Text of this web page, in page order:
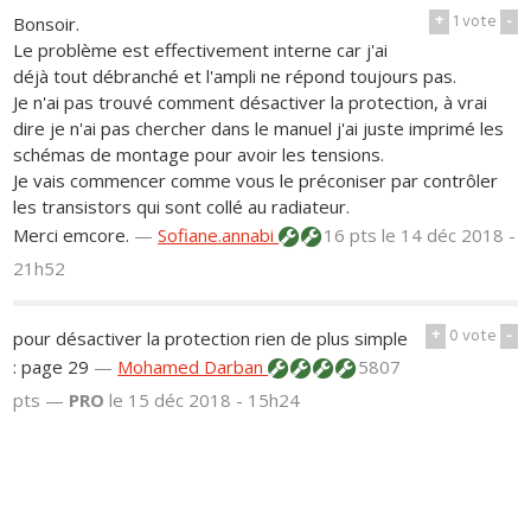
+ 1vote -
Bonsoir.
Le problème est effectivement interne car j'ai
déjà tout débranché et l'ampli ne répond toujours pas.
Je n'ai pas trouvé comment désactiver la protection, à vrai
dire je n'ai pas chercher dans le manuel j'ai juste imprimé les
schémas de montage pour avoir les tensions.
Je vais commencer comme vous le préconiser par contrôler
les transistors qui sont collé au radiateur.
Merci emcore. —Sofiane.annabi 16 ptsle 14 déc 2018 -
21h52
+ 0vote -
pour désactiver la protection rien de plus simple
: page 29 — Mohamed Darban
5807
pts — PRO le 15 déc 2018 - 15h24